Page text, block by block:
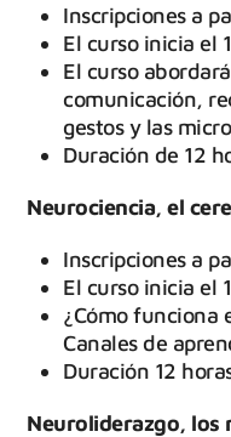
Inscripciones a
El curso inicia el
El curso
comunicación,
gestos y las
Duración de 12
Neurociencia, el
Inscripciones a
El curso inicia el
¿Cómo funciona
Canales de
Duración 12
Neuroliderazgo, los